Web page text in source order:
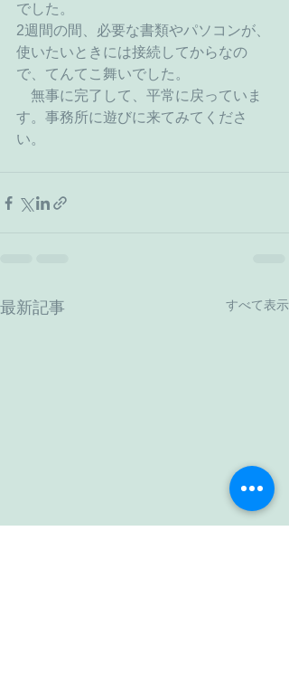
でした。
2週間の間、必要な書類やパソコンが、
使いたいときには接続してからなの
で、てんてこ舞いでした。
無事に完了して、平常に戻っていま
す。事務所に遊びに来てみてくださ
い。
最新記事 すべて表示